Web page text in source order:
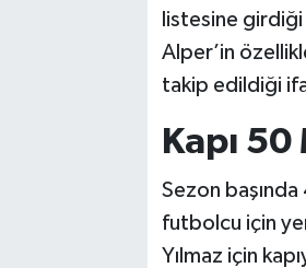
listesine
Alper’in
takip edildiği
Kapı
Sezon
futbolcu için
Yılmaz için